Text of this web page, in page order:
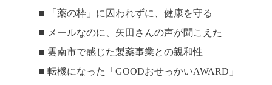
■ 「薬の枠」に囚われずに、健康を守る
■ メールなのに、矢田さんの声が聞こえた
■ 雲南市で感じた製薬事業との親和性
■ 転機になった「GOODおせっかいAWARD」